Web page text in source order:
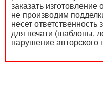
заказать
не производим
несет
для печати (шаблоны,
нарушение авторского